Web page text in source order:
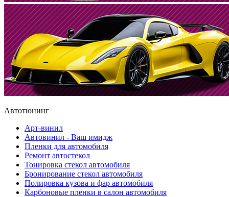
Автотюнинг
Арт-винил
Автовинил - Ваш имидж
Пленки для автомобиля
Ремонт автостекол
Тонировка стекол автомобиля
Бронирование стекол автомобиля
Полировка кузова и фар автомобиля
Карбоновые пленки в салон автомобиля